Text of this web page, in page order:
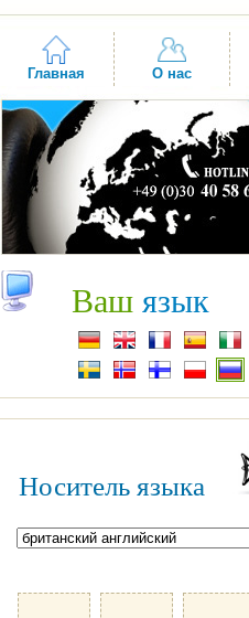
Главная О нас
Ваш язык
Носитель языка